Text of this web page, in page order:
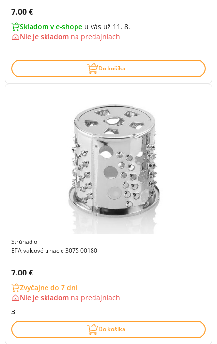
Cena s DPH:
7.00 €
Skladom v e-shope u vás už 11. 8.
Nie je skladom na predajniach
Do košíka
Strúhadlo
ETA valcové trhacie 3075 00180
Cena s DPH:
7.00 €
Zvyčajne do 7 dní
Nie je skladom na predajniach
3
Do košíka